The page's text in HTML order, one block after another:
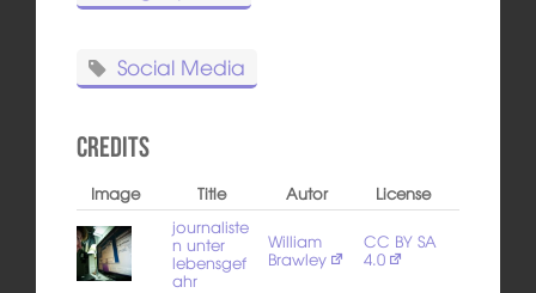
Social Media
Credits
Image Title Autor
License
journaliste
n unter
lebensgef
ahr
William
Brawley
CC BY SA
4.0